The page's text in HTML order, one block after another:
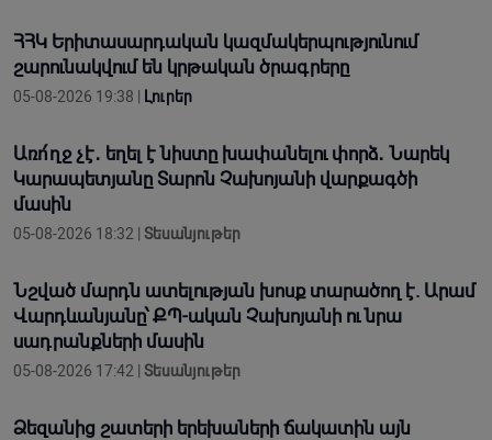
ՀՀԿ Երիտասարդական կազմակերպությունում
շարունակվում են կրթական ծրագրերը
05-08-2026 19:38 | Լուրեր
Առո՛ղջ չէ․ եղել է նիստը խափանելու փորձ․ Նարեկ
Կարապետյանը Տարոն Չախոյանի վարքագծի
մասին
05-08-2026 18:32 | Տեսանյութեր
Նշված մարդն ատելության խոսք տարածող է. Արամ
Վարդևանյանը՝ ՔՊ-ական Չախոյանի ու նրա
սադրանքների մասին
05-08-2026 17:42 | Տեսանյութեր
Ձեզանից շատերի երեխաների ճակատին այն